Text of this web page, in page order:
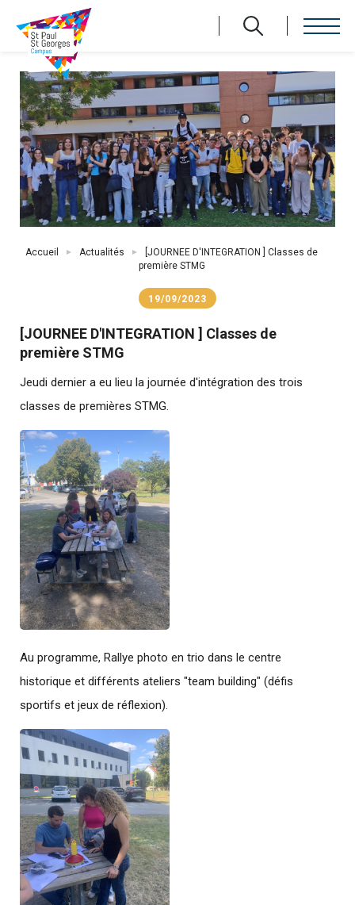
contenu
principal
Fil
Accueil Actualités
[JOURNEE D'INTEGRATION ] Classes de
première STMG
19/09/2023
[JOURNEE D'INTEGRATION ] Classes de
première STMG
Jeudi dernier a eu lieu la journée d'intégration des trois
classes de premières STMG.
Au programme, Rallye photo en trio dans le centre
historique et différents ateliers "team building" (défis
sportifs et jeux de réflexion).